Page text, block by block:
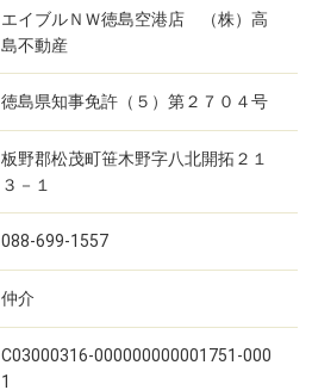
エイブルＮＷ徳島空港店 （株）高
島不動産
徳島県知事免許（５）第２７０４号
板野郡松茂町笹木野字八北開拓２１
３－１
088-699-1557
仲介
C03000316-000000000001751-000
1